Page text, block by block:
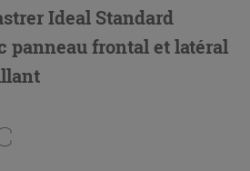
Ideal Standard
panneau frontal et latéral